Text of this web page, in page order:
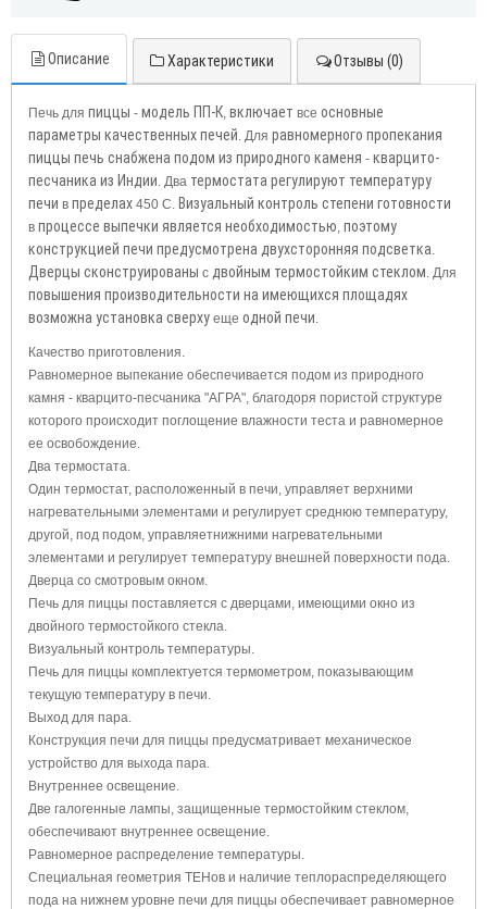
Описание Характеристики Отзывы (0)
Печь для пиццы - модель ПП-К включает все основные
параметры качественныхпечей . Для равномерного пропекания
пиццы печь снабжена подом из природного каменя - кварцито-
песчаника из Индии . Два термостата регулируют температуру
печи в пределах 450 С. Визуальный контроль степени готовности
в процессе выпечки является необходимостью поэтому
конструкцией печи предусмотрена двухсторонняя подсветка
Дверцы сконструированы с двойным термостойким стеклом . Для
повышения производительности на имеющихся площадях
возможна установка сверху еще одной печи
Качество приготовления.
Равномерное выпекание обеспечивается подом из природного
камня - кварцито-песчаника "АГРА", благодоря пористой структуре
которого происходит поглощение влажности теста и равномерное
ее освобождение.
Два термостата.
Один термостат, расположенный в печи, управляет верхними
нагревательными элементами и регулирует среднюю температуру,
другой, под подом, управляетнижними нагревательными
элементами и регулирует температуру внешней поверхности пода.
Дверца со смотровым окном.
Печь для пиццы поставляется с дверцами, имеющими окно из
двойного термостойкого стекла.
Визуальный контроль температуры.
Печь для пиццы комплектуется термометром, показывающим
текущую температуру в печи.
Выход для пара.
Конструкция печи для пиццы предусматривает механическое
устройство для выхода пара.
Внутреннее освещение.
Две галогенные лампы, защищенные термостойким стеклом,
обеспечивают внутреннее освещение.
Равномерное распределение температуры.
Специальная геометрия ТЕНов и наличие теплораспределяющего
пода на нижнем уровне печи для пиццы обеспечивает равномерное